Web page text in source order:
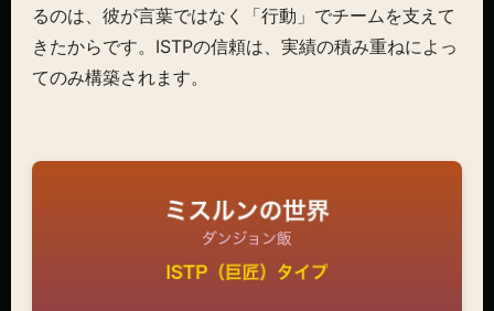
るのは、彼が言葉ではなく「行動」でチームを支えて
きたからです。ISTPの信頼は、実績の積み重ねによっ
てのみ構築されます。